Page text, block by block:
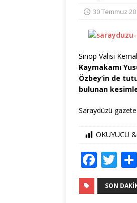
30 Temmuz
Sinop Valisi
Kaymakamı
Özbey’in de
bulunan
Saraydüzü
OKUYUCU
F
a
c
T
w
it
SON